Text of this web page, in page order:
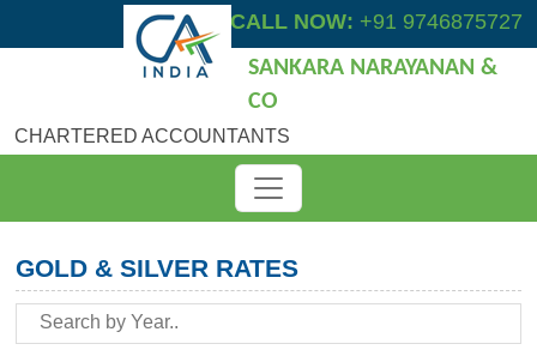
CALL NOW: +91 9746875727
SANKARA NARAYANAN &
CO
CHARTERED ACCOUNTANTS
GOLD & SILVER RATES